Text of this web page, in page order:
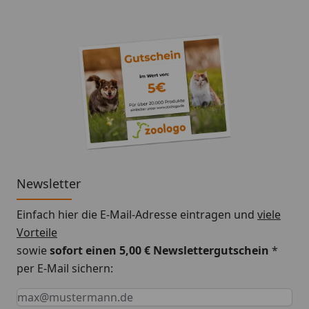
Newsletter
Einfach hier die E-Mail-Adresse eintragen und viele
Vorteile
sowiesofort einen 5,00 € Newslettergutschein *
per E-Mail sichern:
Keine Eingabe erforderlich
Eingabe erforderlich
E-Mail *